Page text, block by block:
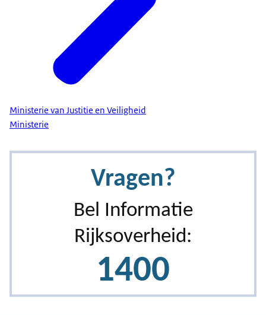
Ministerie van Justitie en Veiligheid
Ministerie